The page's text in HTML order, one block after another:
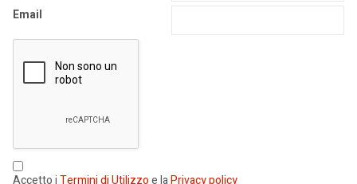
Email
Accetto iTermini di Utilizzoe laPrivacy policy